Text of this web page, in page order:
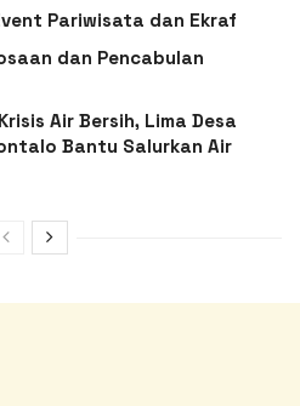
Pariwisata dan Ekraf
dan Pencabulan
Air Bersih, Lima Desa
Bantu Salurkan Air